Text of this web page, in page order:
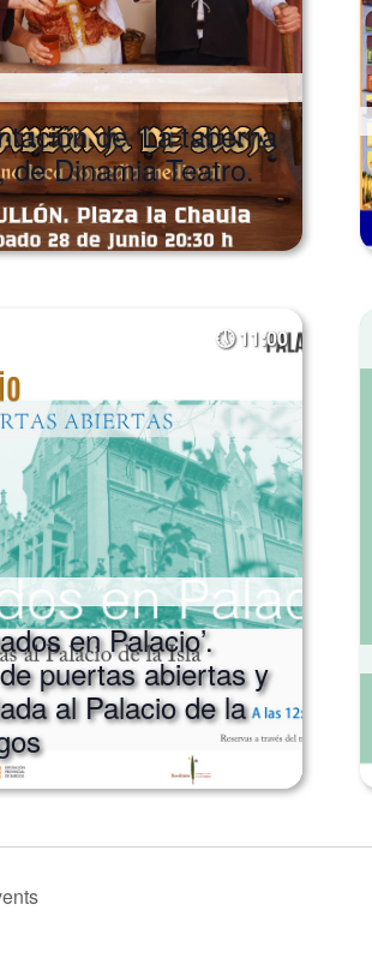
de ‘La taberna
de Dinamia Teatro.
11:00
en Palacio’.
puertas abiertas y
al Palacio de la